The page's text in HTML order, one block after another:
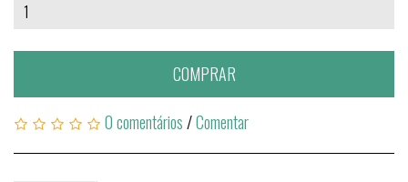
COMPRAR
0 comentários/Comentar